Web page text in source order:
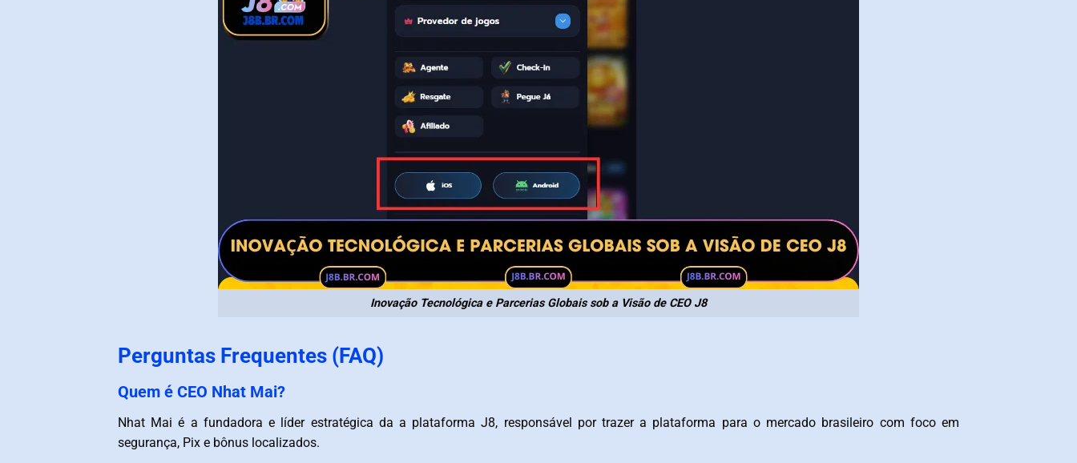
Inovação Tecnológica e Parcerias Globais sob a Visão de CEO J8
Perguntas Frequentes (FAQ)
Quem é CEO Nhat Mai?
Nhat Mai é a fundadora e líder estratégica da a plataforma J8, responsável por trazer a plataforma para o mercado brasileiro com foco em
segurança, Pix e bônus localizados.